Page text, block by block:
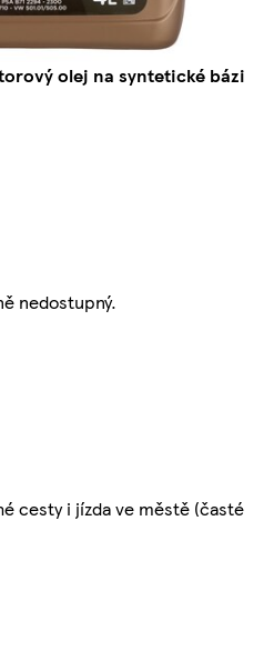
olej na syntetické bázi
nedostupný.
cesty i jízda ve městě (časté